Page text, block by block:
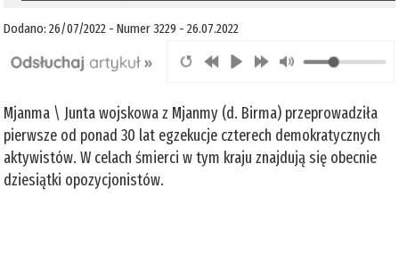
Dodano: 26/07/2022 - Numer 3229 - 26.07.2022
Mjanma \ Junta wojskowa z Mjanmy (d. Birma) przeprowadziła
pierwsze od ponad 30 lat egzekucje czterech demokratycznych
aktywistów. W celach śmierci w tym kraju znajdują się obecnie
dziesiątki opozycjonistów.